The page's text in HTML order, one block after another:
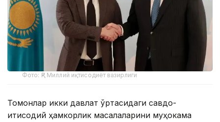
Фото: ҚР Миллий иқтисодиёт вазирлиги
Томонлар икки давлат ўртасидаги савдо-
иқтисодий ҳамкорлик масалаларини муҳокама